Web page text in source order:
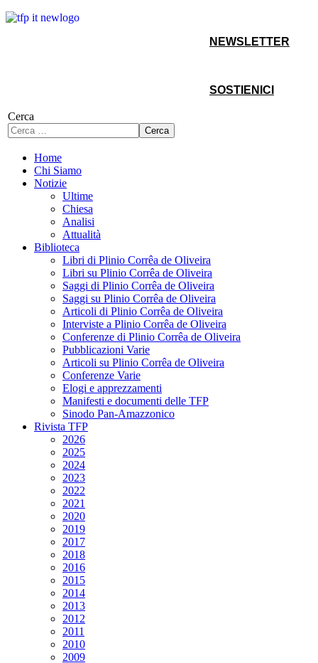
NEWSLETTER
SOSTIENICI
Cerca
Cerca
Home
Chi Siamo
Notizie
Ultime
Chiesa
Analisi
Attualità
Biblioteca
Libri di Plinio Corrêa de Oliveira
Libri su Plinio Corrêa de Oliveira
Saggi di Plinio Corrêa de Oliveira
Saggi su Plinio Corrêa de Oliveira
Articoli di Plinio Corrêa de Oliveira
Interviste a Plinio Corrêa de Oliveira
Conferenze di Plinio Corrêa de Oliveira
Pubblicazioni Varie
Articoli su Plinio Corrêa de Oliveira
Conferenze Varie
Elogi e apprezzamenti
Manifesti e documenti delle TFP
Sinodo Pan-Amazzonico
Rivista TFP
2026
2025
2024
2023
2022
2021
2020
2019
2017
2018
2016
2015
2014
2013
2012
2011
2010
2009